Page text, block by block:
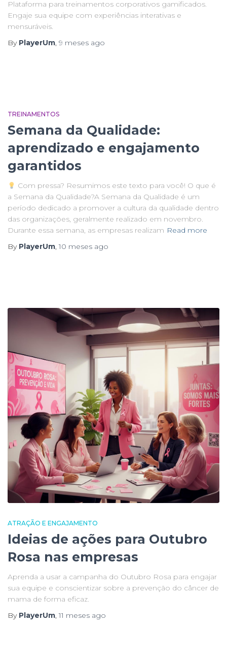
Plataforma para treinamentos corporativos gamificados.
Engaje sua equipe com experiências interativas e
mensuráveis.
By PlayerUm, 9 meses ago
TREINAMENTOS
Semana da Qualidade:
aprendizado e engajamento
garantidos
Com pressa? Resumimos este texto para você! O que é
a Semana da Qualidade?A Semana da Qualidade é um
período dedicado a promover a cultura da qualidade dentro
das organizações, geralmente realizado em novembro.
Durante essa semana, as empresas realizam Read more
By PlayerUm,10 meses ago
ATRAÇÃO E ENGAJAMENTO
Ideias de ações para Outubro
Rosa nas empresas
Aprenda a usar a campanha do Outubro Rosa para engajar
sua equipe e conscientizar sobre a prevenção do câncer de
mama de forma eficaz.
By PlayerUm,11 meses ago